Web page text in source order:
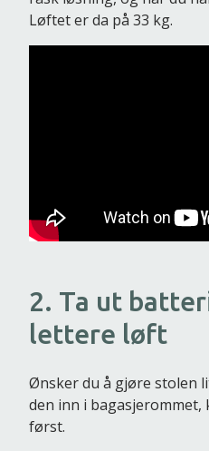
Løftet er da på 33 kg.
2. Ta ut
lettere løft
Ønsker du å gjøre stolen
den inn i
først.